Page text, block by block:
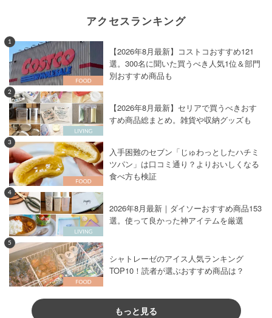
アクセスランキング
1
【2026年8月最新】コストコおすすめ121
選。300名に聞いた買うべき人気1位＆部門
別おすすめ商品も
2
【2026年8月最新】セリアで買うべきおす
すめ商品総まとめ。雑貨や収納グッズも
3
入手困難のセブン「じゅわっとしたハチミ
ツパン」は口コミ通り？よりおいしくなる
食べ方も検証
4
2026年8月最新｜ダイソーおすすめ商品153
選。使って良かった神アイテムを厳選
5
シャトレーゼのアイス人気ランキング
TOP10！読者が選ぶおすすめ商品は？
もっと見る